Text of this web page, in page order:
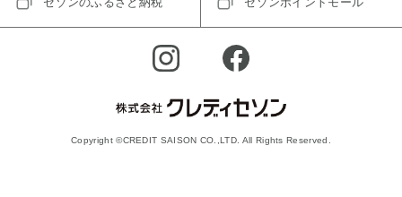
Copyright ©CREDIT SAISON CO.,LTD. All Rights Reserved.